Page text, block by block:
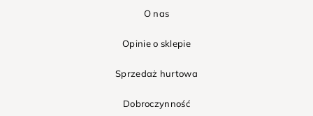
O nas
Opinie o sklepie
Sprzedaż hurtowa
Dobroczynność